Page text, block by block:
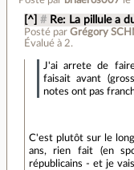
[^] # Re: La pillule a
Posté par Grégory
Évalué à 2.
J'ai arrete de
faisait avant
notes ont pas
C'est plutôt sur le
ans, rien fait (en
républicains - et je